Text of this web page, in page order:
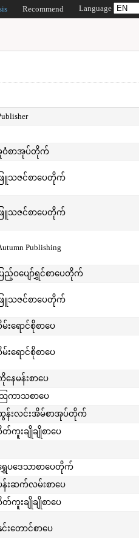
Recommend Language
ဝံစာအုပ်တိုက်
ြူသဇင်စာပေတိုက်
ြူသဇင်စာပေတိုက်
Publishing
ြည့်ဝပျော်ရွှင်စာပေတိုက်
ြူသဇင်စာပေတိုက်
မ်းရောင်စိုစာပေ
မ်းရောင်စိုစာပေ
နေမန်းစာပေ
ဩကာသစာပေ
န်းလင်းအိမ်စာအုပ်တိုက်
တ်ကူးချိုချိုစာပေ
ေပဒေသာစာပေတိုက်
န်းဆက်လမ်းစာပေ
တ်ကူးချိုချိုစာပေ
င်းတောင်စာပေ